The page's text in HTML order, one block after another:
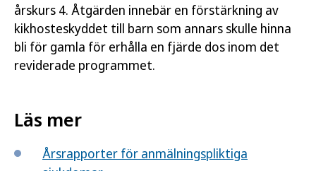
årskurs 4. Åtgärden innebär en förstärkning av
kikhosteskyddet till barn som annars skulle hinna
bli för gamla för erhålla en fjärde dos inom det
reviderade programmet.
Läs mer
Årsrapporter för anmälningspliktiga